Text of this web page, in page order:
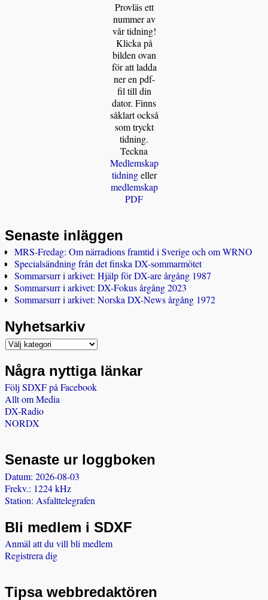
Provläs ett
nummer av
vår tidning!
Klicka på
bilden ovan
för att ladda
ner en pdf-
fil till din
dator. Finns
såklart också
som tryckt
tidning.
Teckna
Medlemskap
tidningeller
medlemskap
PDF
Senaste inläggen
MRS-Fredag: Om närradions framtid i Sverige och om WRNO
Specialsändning från det finska DX-sommarmötet
Sommarsurr i arkivet: Hjälp för DX-are årgång 1987
Sommarsurr i arkivet: DX-Fokus årgång 2023
Sommarsurr i arkivet: Norska DX-News årgång 1972
Nyhetsarkiv
Några nyttiga länkar
Följ SDXF på Facebook
Allt om Media
DX-Radio
NORDX
Senaste ur loggboken
Datum: 2026-08-03
Frekv.: 1224 kHz
Station: Asfalttelegrafen
Bli medlem i SDXF
Anmäl att du vill bli medlem
Registrera dig
Tipsa webbredaktören